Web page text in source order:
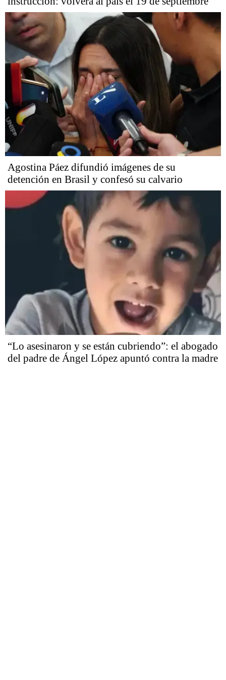
Agostina Páez difundió imágenes de su
detención en Brasil y confesó su calvario
“Lo asesinaron y se están cubriendo”: el abogado
del padre de Ángel López apuntó contra la madre